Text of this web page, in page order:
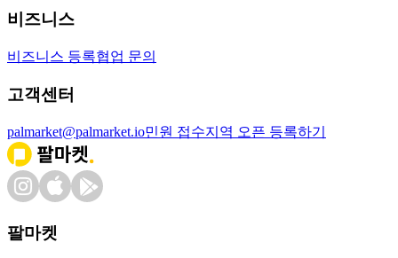
비즈니스
비즈니스 등록협업 문의
고객센터
palmarket@palmarket.io민원 접수지역 오픈 등록하기
팔마켓